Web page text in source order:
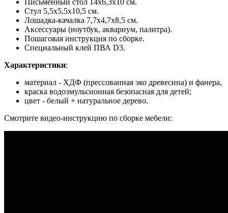
Стул 5,5х5,5х10,5 см.
Лошадка-качалка 7,7х4,7х8,5 см.
Аксессуары (ноутбук, аквариум, палитра).
Пошаговая инструкция по сборке.
Специальный клей ПВА D3.
Характеристики:
материал - ХДФ (прессованная эко древесина) и фанера,
краска водоэмульсионная безопасная для детей;
цвет - белый + натуральное дерево.
Смотрите видео-инструкцию по сборке мебели: